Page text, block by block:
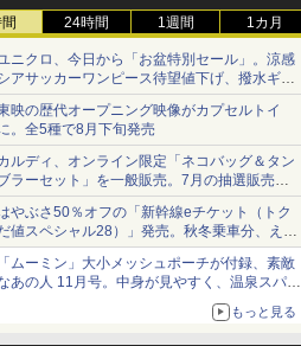
24時間 1週間 1カ月
ニクロ、今日から「お盆特別セール」。涼感
アサッカーワンピース待望値下げ、撥水ギア
ョーツは1990円に
映の歴代オープニング映像がカプセルトイ
。全5種で8月下旬発売
ルディ、オンライン限定「ネコバッグ＆タン
ラーセット」を一般販売。7月の抽選販売の
選無効分
やぶさ50％オフの「新幹線eチケット（トク
値スペシャル28）」発売。秋冬乗車分、えき
っと限定
ムーミン」大小メッシュポーチが付録、素敵
あの人 11月号。中身が見やすく、温泉スパに
もっと見る